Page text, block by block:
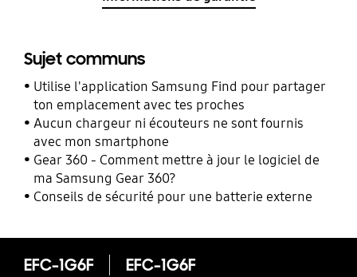
Sujet communs
Utilise l'application Samsung Find pour partager
ton emplacement avec tes proches
Aucun chargeur ni écouteurs ne sont fournis
avec mon smartphone
Gear 360 - Comment mettre à jour le logiciel de
ma Samsung Gear 360?
Conseils de sécurité pour une batterie externe
EFC-1G6F EFC-1G6F